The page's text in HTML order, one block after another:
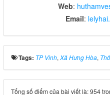
Web:
Email:
Tags: TP Vinh, Xã Hưng Hòa,
Tổng số điểm của bài viết là: 954